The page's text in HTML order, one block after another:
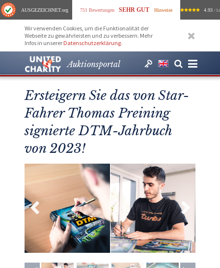
AUSGEZEICHNET.org 751 Bewertungen SEHR GUT Hinweise 4.93 /
Wir verwenden Cookies, um die Funktionalität der
Webseite zu gewährleisten und zu verbessern. Mehr
Infos in unserer Datenschutzerklärung.
Auktionsportal
Ersteigern Sie das von Star-
Fahrer Thomas Preining
signierte DTM-Jahrbuch
von 2023!